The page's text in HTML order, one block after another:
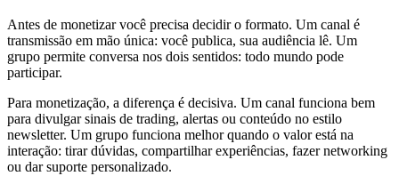
Antes de monetizar você precisa decidir o formato. Um canal é
transmissão em mão única: você publica, sua audiência lê. Um
grupo permite conversa nos dois sentidos: todo mundo pode
participar.
Para monetização, a diferença é decisiva. Um canal funciona bem
para divulgar sinais de trading, alertas ou conteúdo no estilo
newsletter. Um grupo funciona melhor quando o valor está na
interação: tirar dúvidas, compartilhar experiências, fazer networking
ou dar suporte personalizado.